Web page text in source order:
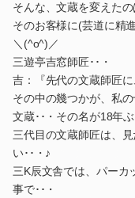
そんな、文蔵を変えた
そのお客様に(芸道に精
＼(^o^)／
三遊亭吉窓師匠･･・
吉：『先代の文蔵師匠
その中の幾つかが、私
文蔵･･・その名が18年
三代目の文蔵師匠は、
い･･・♪
三K辰文舎では、パーカ
事で･･・